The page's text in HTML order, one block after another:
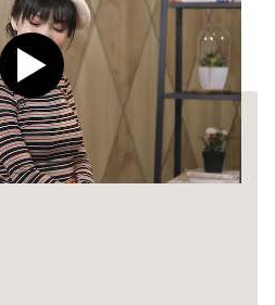
Play video CLEAR Men